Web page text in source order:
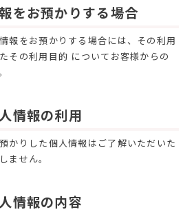
をお預かりする場合
報をお預かりする場合には、その利用
その利用目的 についてお客様からの
情報の利用
かりした個人情報はご了解いただいた
ません。
情報の内容